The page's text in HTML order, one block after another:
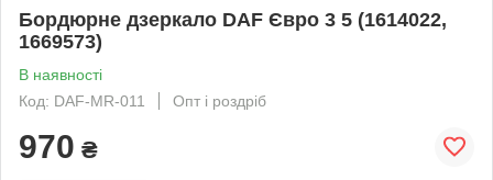
Бордюрне дзеркало DAF Євро 3 5 (1614022,
1669573)
В наявності
Код: DAF-MR-011
Опт і роздріб
970 ₴